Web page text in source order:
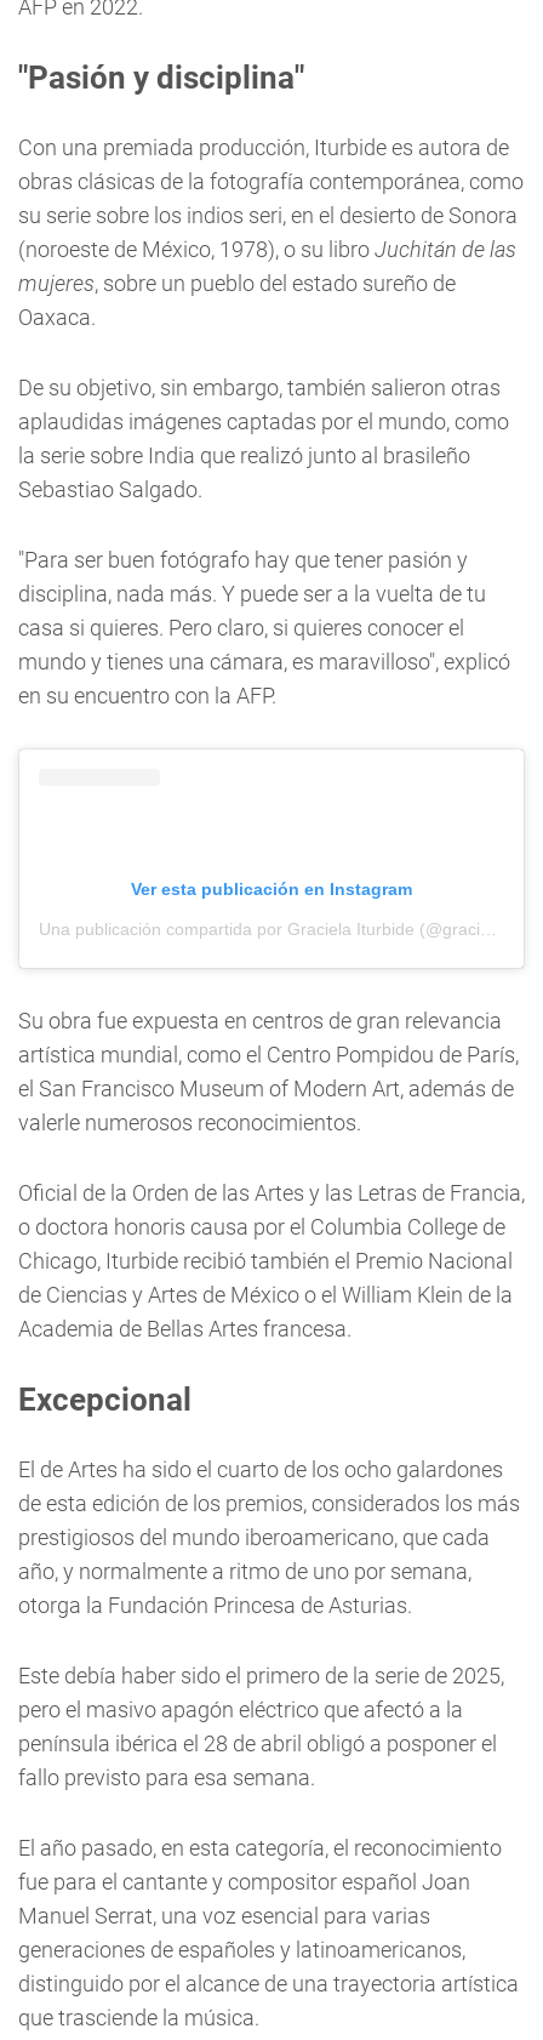
AFP en 2022.
"Pasión y disciplina"
Con una premiada producción, Iturbide es autora de
obras clásicas de la fotografía contemporánea, como
su serie sobre los indios seri, en el desierto de Sonora
(noroeste de México, 1978), o su libroJuchitán de las
mujeres, sobre un pueblo del estado sureño de
Oaxaca.
De su objetivo, sin embargo, también salieron otras
aplaudidas imágenes captadas por el mundo, como
la serie sobre India que realizó junto al brasileño
Sebastiao Salgado.
"Para ser buen fotógrafo hay que tener pasión y
disciplina, nada más. Y puede ser a la vuelta de tu
casa si quieres. Pero claro, si quieres conocer el
mundo y tienes una cámara, es maravilloso", explicó
en su encuentro con la AFP.
Ver esta publicación en Instagram
Su obra fue expuesta en centros de gran relevancia
artística mundial, como el Centro Pompidou de París,
el San Francisco Museum of Modern Art, además de
valerle numerosos reconocimientos.
Oficial de la Orden de las Artes y las Letras de Francia,
o doctora honoris causa por el Columbia College de
Chicago, Iturbide recibió también el Premio Nacional
de Ciencias y Artes de México o el William Klein de la
Academia de Bellas Artes francesa.
Excepcional
El de Artes ha sido el cuarto de los ocho galardones
de esta edición de los premios, considerados los más
prestigiosos del mundo iberoamericano, que cada
año, y normalmente a ritmo de uno por semana,
otorga la Fundación Princesa de Asturias.
Este debía haber sido el primero de la serie de 2025,
pero el masivo apagón eléctrico que afectó a la
península ibérica el 28 de abril obligó a posponer el
fallo previsto para esa semana.
El año pasado, en esta categoría, el reconocimiento
fue para el cantante y compositor español Joan
Manuel Serrat, una voz esencial para varias
generaciones de españoles y latinoamericanos,
distinguido por el alcance de una trayectoria artística
que trasciende la música.